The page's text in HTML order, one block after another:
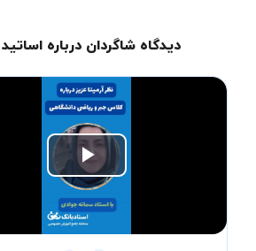
دیدگاه شاگردان درباره
Play
Video